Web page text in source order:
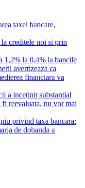
taxei bancare,
creditele noi si prin
1,2% la 0,4% la bancile
avertizeaza ca
financiara va
a incetinit substantial
fi reevaluata, nu vor mai
privind taxa bancara:
de dobanda a